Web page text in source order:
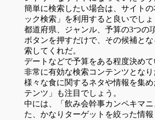
簡単に検索したい場合は、サイト
ック検索」を利用すると良いでしょ
都道府県、ジャンル、予算の3つの
ボタンを押すだけで、その候補と
索してくれだ。
デートなどで予算をある程度決めて
非常に有効な検索コンテンツとなり
様々な食に関するネタや情報を集
テンツ」も注目でしょう。
中には、「飲み会幹事カンペキマ
た、かなりターゲットを絞った情